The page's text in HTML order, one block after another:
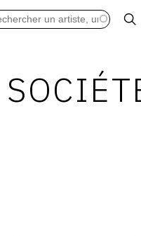
ARCHIVES DES
LIBRAIRIE : LIVRES &
LEXIQUE